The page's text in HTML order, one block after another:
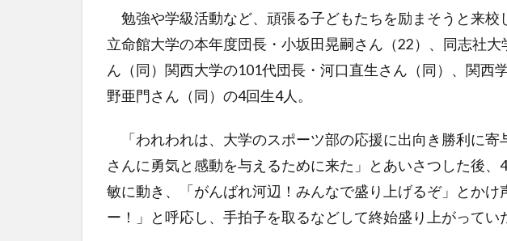
勉強や学級活動など、頑張る子どもたちを励まそうと来校
立命館大学の本年度団長・小坂田晃嗣さん（22）、同志社大
ん（同）関西大学の101代団長・河口直生さん（同）、関西
野亜門さん（同）の4回生4人。
「われわれは、大学のスポーツ部の応援に出向き勝利に寄
さんに勇気と感動を与えるために来た」とあいさつした後、
敏に動き、「がんばれ河辺！みんなで盛り上げるぞ」とかけ
ー！」と呼応し、手拍子を取るなどして終始盛り上がってい